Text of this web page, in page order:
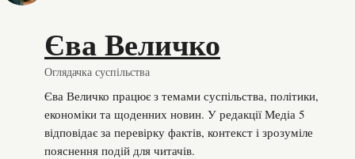
Єва Величко
Оглядачка суспільства
Єва Величко працює з темами суспільства, політики,
економіки та щоденних новин. У редакції Медіа 5
відповідає за перевірку фактів, контекст і зрозуміле
пояснення подій для читачів.